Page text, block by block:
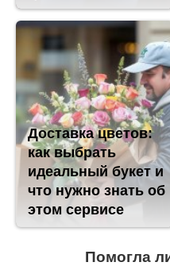
Доставка цветов:
как выбрать
идеальный букет и
что нужно знать об
этом сервисе
Помогла